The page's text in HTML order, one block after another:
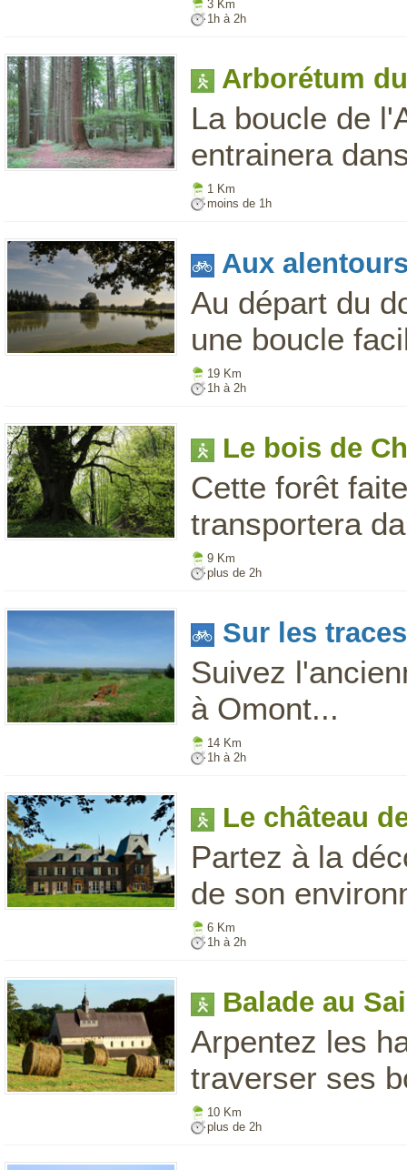
3 Km
1h à 2h
Arborétum
La boucle de
entrainera
1 Km
moins de 1h
Aux
Au départ du
une boucle
19 Km
1h à 2h
Le bois de
Cette forêt
transportera
9 Km
plus de 2h
Sur les
Suivez
à Omont...
14 Km
1h à 2h
Le château
Partez à la
de son
6 Km
1h à 2h
Balade au
Arpentez les
traverser ses
10 Km
plus de 2h